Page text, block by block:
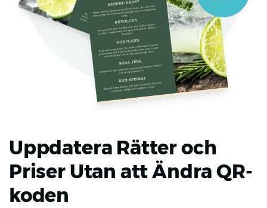
Uppdatera Rätter och
Priser Utan att Ändra QR-
koden